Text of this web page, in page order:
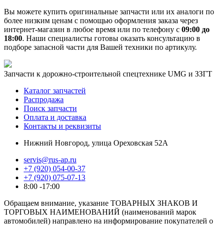
Вы можете купить оригинальные запчасти или их аналоги по
более низким ценам с помощью оформления заказа через
интернет-магазин в любое время или по телефону с 09:00 до
18:00. Наши специалисты готовы оказать консультацию в
подборе запасной части для Вашей техники по артикулу.
Запчасти к дорожно-строительной спецтехнике UMG и ЗЗГТ
Каталог запчастей
Распродажа
Поиск запчасти
Оплата и доставка
Контакты и реквизиты
Нижний Новгород, улица Ореховская 52А
servis@rus-ap.ru
+7 (920) 054-00-37
+7 (920) 075-07-13
8:00 -17:00
Обращаем внимание, указание ТОВАРНЫХ ЗНАКОВ И
ТОРГОВЫХ НАИМЕНОВАНИЙ (наименований марок
автомобилей) направлено на информирование покупателей о